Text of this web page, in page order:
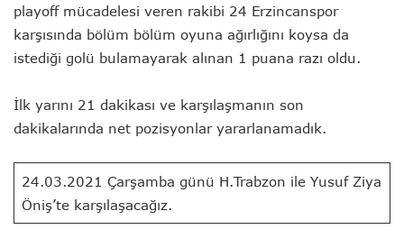
playoff mücadelesi veren rakibi 24 Erzincanspor
karşısında bölüm bölüm oyuna ağırlığını koysa da
istediği golü bulamayarak alınan 1 puana razı oldu.
İlk yarını 21 dakikası ve karşılaşmanın son
dakikalarında net pozisyonlar yararlanamadık.
24.03.2021 Çarşamba günü H.Trabzon ile Yusuf Ziya
Öniş’te karşılaşacağız.